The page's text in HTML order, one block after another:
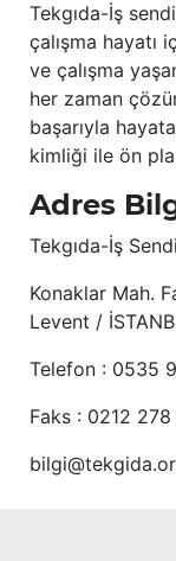
Tekgıda-İş
çalışma hayatı
ve çalışma
her zaman
başarıyla
kimliği ile ön
Adres
Tekgıda-İş
Konaklar Mah.
Levent /
Telefon : 0535
Faks : 0212